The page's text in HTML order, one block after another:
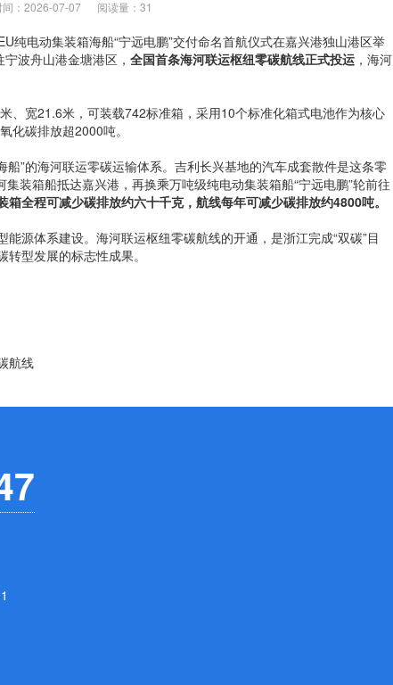
间：2026-07-07 阅读量：31
电动集装箱海船“宁远电鹏”交付命名首航仪式在嘉兴港独山港区举
波舟山港金塘港区， 全国首条海河联运枢纽零碳航线正式投运 ，海河
宽21.6米，可装载742标准箱，采用10个标准化箱式电池作为核心
化碳排放超2000吨。
”的海河联运零碳运输体系。吉利长兴基地的汽车成套散件是这条零
装箱船抵达嘉兴港，再换乘万吨级纯电动集装箱船“宁远电鹏”轮前往
箱全程可减少碳排放约六十千克，航线每年可减少碳排放约4800吨。
体系建设。海河联运枢纽零碳航线的开通，是浙江完成“双碳”目
型发展的标志性成果。
航线